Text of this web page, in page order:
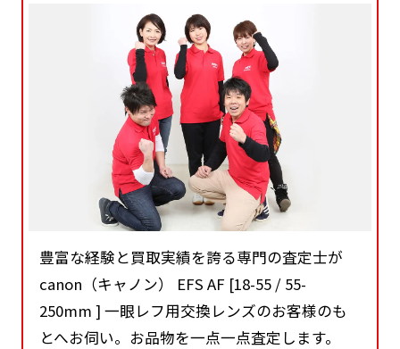
豊富な経験と買取実績を誇る専門の査定士が
canon（キャノン） EFS AF [18-55 / 55-
250mm ] 一眼レフ用交換レンズのお客様のも
とへお伺い。お品物を一点一点査定します。